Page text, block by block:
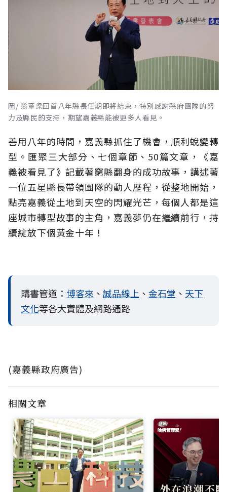
圖/ 翁章梁回首八年縣長任期即將結束，特別感謝縣府團隊的努
力及縣民的支持，期望嘉義縣能被更多人看見。
善用八年的時間，嘉義縣抓住了機會，順利蛻變轉
型。匯聚三大部分、七個章節、50篇文章，《嘉
義被看見了》記載著窮縣翻身的成功故事，講述著
一位五星縣長帶領團隊的動人歷程，從整地開始，
點亮嘉義從土地到天空的閃耀光芒，每個人都是這
座城市轉型故事的主角，嘉義夢仍在繼續前行，持
續綻放下個黃金十年！
購書管道： 博客來 、 誠品線上 、 金石堂 、 天下
文化等各大實體及網路通路
(嘉義縣政府廣告)
相關文章